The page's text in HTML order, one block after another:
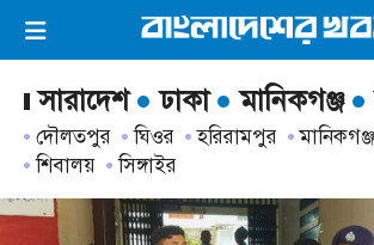
ভিডিও ই-পেপার লগইন ×
সব বিভাগ
আর্কাইভ
সারাদেশ ঢাকা মানিকগঞ্জ
দৌলতপুর ঘিওর হরিরামপুর
শিবালয়
সিঙ্গাইর